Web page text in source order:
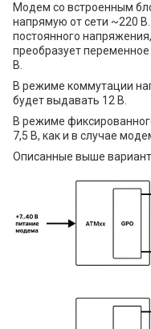
Модем со встроенным
напрямую от сети ~220
постоянного
преобразует
В.
В режиме коммутации
будет выдавать 12 В.
В режиме
7,5 В, как и в случае
Описанные выше